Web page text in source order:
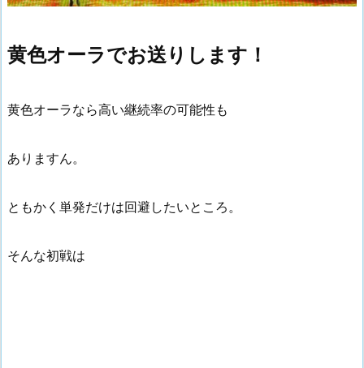
黄色オーラでお送りします！
黄色オーラなら高い継続率の可能性も
ありますん。
ともかく単発だけは回避したいところ。
そんな初戦は